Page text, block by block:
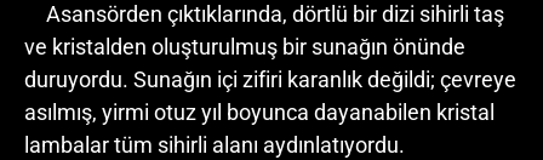
Asansörden çıktıklarında, dörtlü bir dizi sihirli taş
ve kristalden oluşturulmuş bir sunağın önünde
duruyordu. Sunağın içi zifiri karanlık değildi; çevreye
asılmış, yirmi otuz yıl boyunca dayanabilen kristal
lambalar tüm sihirli alanı aydınlatıyordu.